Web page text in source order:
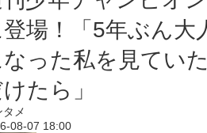
場！「5年ぶん大
った私を見ていた
たら」
タメ
08-07 18:00